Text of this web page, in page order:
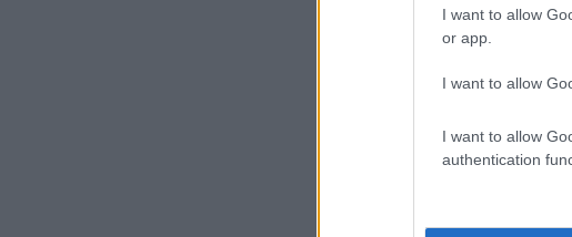
I want to allow
or app.
I want to allow
I want to allow
authentication